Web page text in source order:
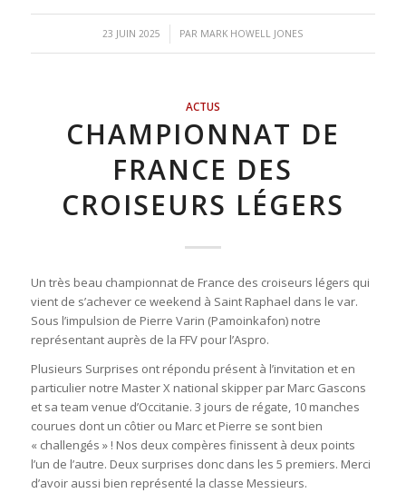
23 JUIN 2025
/ PAR MARK HOWELL JONES
ACTUS
CHAMPIONNAT DE
FRANCE DES
CROISEURS LÉGERS
Un très beau championnat de France des croiseurs légers qui
vient de s’achever ce weekend à Saint Raphael dans le var.
Sous l’impulsion de Pierre Varin (Pamoinkafon) notre
représentant auprès de la FFV pour l’Aspro.
Plusieurs Surprises ont répondu présent à l’invitation et en
particulier notre Master X national skipper par Marc Gascons
et sa team venue d’Occitanie. 3 jours de régate, 10 manches
courues dont un côtier ou Marc et Pierre se sont bien
« challengés » ! Nos deux compères finissent à deux points
l’un de l’autre. Deux surprises donc dans les 5 premiers. Merci
d’avoir aussi bien représenté la classe Messieurs.